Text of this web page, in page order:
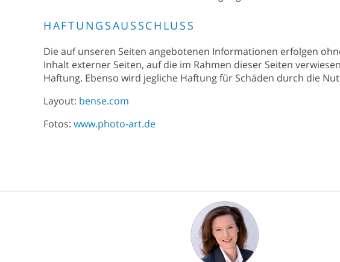
HAFTUNGSAUSSCHLUSS
Die auf unseren Seiten angebotenen Informationen erfolgen
Inhalt externer Seiten, auf die im Rahmen dieser Seiten
Haftung. Ebenso wird jegliche Haftung für Schäden durch die
Layout: bense.com
Fotos: www.photo-art.de